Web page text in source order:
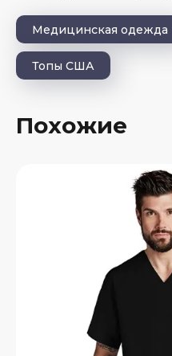
Медицинская одежда
Топы США
Похожие